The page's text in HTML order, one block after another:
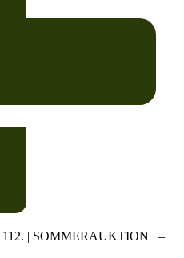
112. | SOMMERAUKTION –